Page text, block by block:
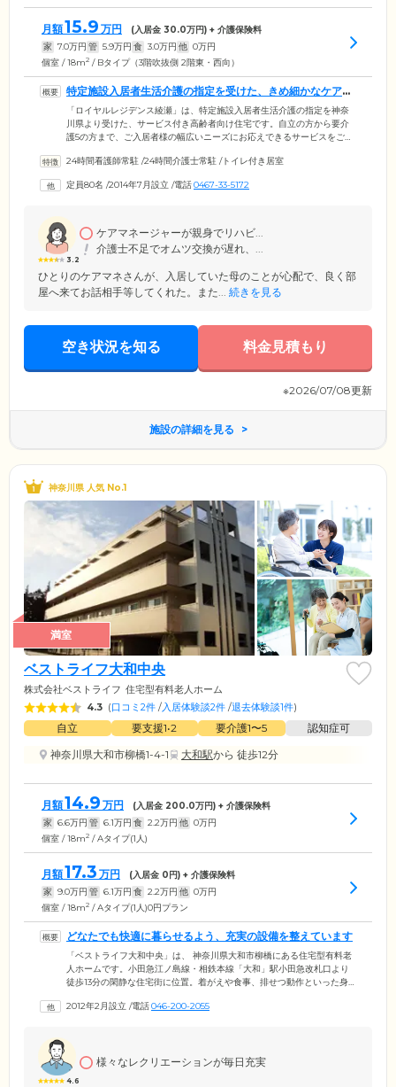
月額15.9 万円 (入居金 30.0万円) + 介護保険料
家 7.0万円 管 5.9万円 食 3.0万円 他 0万円
個室 / 18m2 / Bタイプ（3階吹抜側 2階東・西向）
特定施設入居者生活介護の指定を受けた、きめ細かなケアが
自慢の住まいです
「ロイヤルレジデンス綾瀬」は、特定施設入居者生活介護の指定を神奈
川県より受けた、サービス付き高齢者向け住宅です。自立の方から要介
護5の方まで、ご入居者様の幅広いニーズにお応えできるサービスをご提
事、入浴、排せつのお手伝いのほか、機能訓練を行うなど、自立支援に
の医療機関と連携。24時間体制で医療ケアを行える体制を整えていま
たします。
24時間看護師常駐 /24時間介護士常駐 /トイレ付き居室
定員80名 /2014年7月設立 /電話0467-33-5172
3.2
ケアマネージャーが親身でリハビ...
介護士不足でオムツ交換が遅れ、...
ひとりのケアマネさんが、入居していた母のことが心配で、良く部
屋へ来てお話相手等してくれた。また... 続きを見る
空き状況を知る 料金見積もり
※2026/07/08更新
施設の詳細を見る
神奈川県 人気 No.1
満室
ベストライフ大和中央
株式会社ベストライフ 住宅型有料老人ホーム
4.3 (口コミ2件 /入居体験談2件 /退去体験談1件)
自立 要支援1•2 要介護1〜5
認知症可
神奈川県大和市柳橋1-4-1
大和駅から 徒歩12分
月額14.9 万円 (入居金 200.0万円) + 介護保険料
家 6.6万円 管 6.1万円 食 2.2万円 他 0万円
個室 / 18m2 / Aタイプ(1人)
月額17.3 万円 (入居金 0円) + 介護保険料
家 9.0万円 管 6.1万円 食 2.2万円 他 0万円
個室 / 18m2 / Aタイプ(1人)0円プラン
どなたでも快適に暮らせるよう、充実の設備を整えています
「ベストライフ大和中央」は、 神奈川県大和市柳橋にある住宅型有料老
人ホームです。小田急江ノ島線・相鉄本線「大和」駅小田急改札口より
徒歩13分の閑静な住宅街に位置。着がえや食事、排せつ動作といった身
認定を受けている方まで、幅広くご入居可能です。共用スペースには、
けます。
2012年2月設立 /電話046-200-2055
4.6
様々なレクリエーションが毎日充実